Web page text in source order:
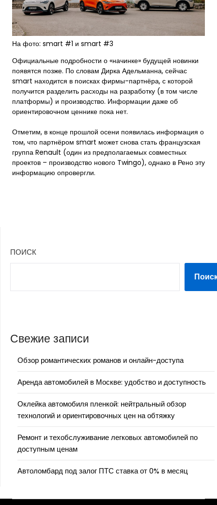
На фото: smart #1 и smart #3
Официальные подробности о «начинке» будущей новинки
появятся позже. По словам Дирка Адельманна, сейчас
smart находится в поисках фирмы-партнёра, с которой
получится разделить расходы на разработку (в том числе
платформы) и производство. Информации даже об
ориентировочном ценнике пока нет.
Отметим, в конце прошлой осени появилась информация о
том, что партнёром smart может снова стать французская
группа Renault (один из предполагаемых совместных
проектов – производство нового Twingo), однако в Рено эту
информацию опровергли.
ПОИСК
Свежие записи
Обзор романтических романов и онлайн-доступа
Аренда автомобилей в Москве: удобство и доступность
Оклейка автомобиля пленкой: нейтральный обзор
технологий и ориентировочных цен на обтяжку
Ремонт и техобслуживание легковых автомобилей по
доступным ценам
Автоломбард под залог ПТС ставка от 0% в месяц